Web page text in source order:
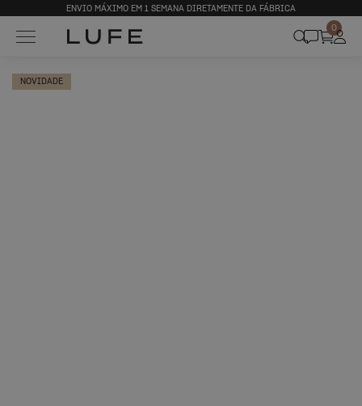
ENVIO MÁXIMO EM 1 SEMANA DIRETAMENTE DA FÁBRICA
0
NOVIDADE